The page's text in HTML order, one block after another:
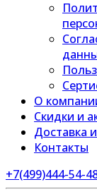
О
Скидки и
Доставка
Контакты
+7(499)444-54-